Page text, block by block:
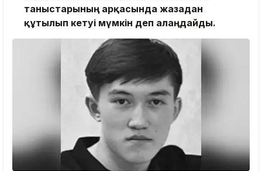
таныстарының арқасында жазадан
құтылып кетуі мүмкін деп алаңдайды.